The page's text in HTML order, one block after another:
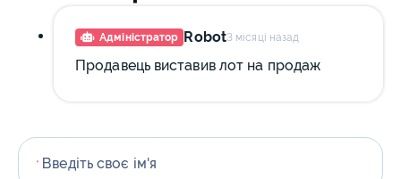
Адміністратор Robot3 місяці назад
Продавець виставив лот на продаж
* Введіть своє ім'я